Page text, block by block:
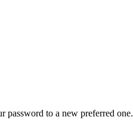
to a new preferred one.